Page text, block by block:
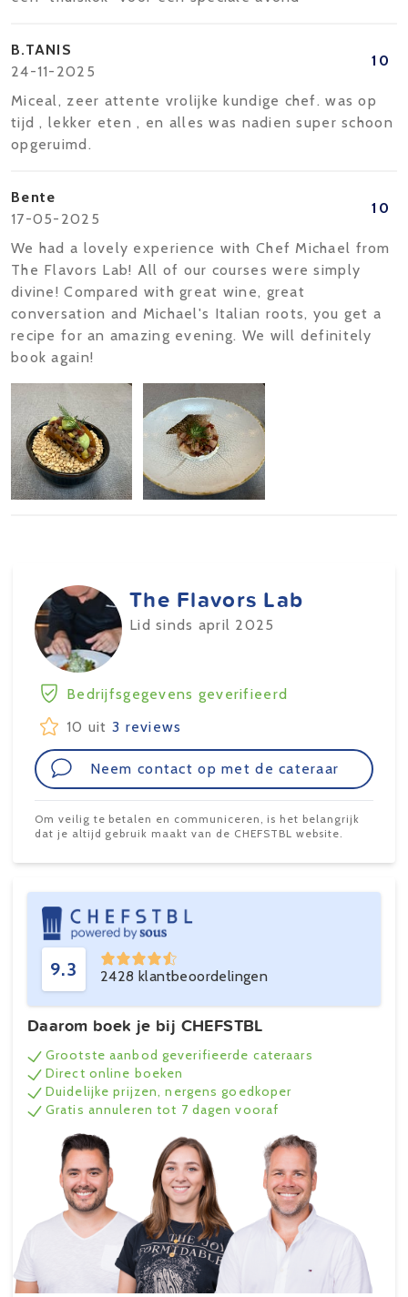
B.TANIS
24-11-2025
10
Miceal, zeer attente vrolijke kundige chef. was op
tijd , lekker eten , en alles was nadien super schoon
opgeruimd.
Bente
17-05-2025
10
We had a lovely experience with Chef Michael from
The Flavors Lab! All of our courses were simply
divine! Compared with great wine, great
conversation and Michael's Italian roots, you get a
recipe for an amazing evening. We will definitely
book again!
The Flavors Lab
Lid sinds april 2025
Bedrijfsgegevens geverifieerd
10 uit 3 reviews
Neem contact op met de cateraar
Om veilig te betalen en communiceren, is het belangrijk
dat je altijd gebruik maakt van de CHEFSTBL website.
9.3 2428 klantbeoordelingen
Daarom boek je bij CHEFSTBL
Grootste aanbod geverifieerde cateraars
Direct online boeken
Duidelijke prijzen, nergens goedkoper
Gratis annuleren tot 7 dagen vooraf